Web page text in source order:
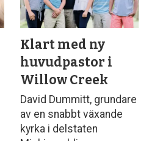
Klart med ny
huvudpastor i
Willow Creek
David Dummitt, grundare
av en snabbt växande
kyrka i delstaten